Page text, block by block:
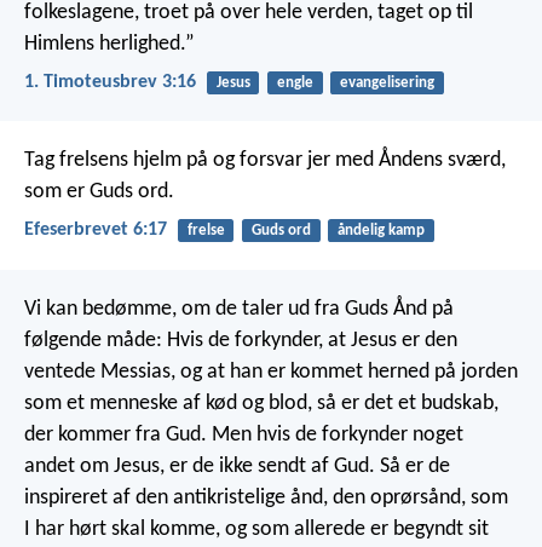
folkeslagene, troet på over hele verden, taget op til
Himlens herlighed.”
1. Timoteusbrev 3:16 Jesus engle evangelisering
Tag frelsens hjelm på og forsvar jer med Åndens sværd,
som er Guds ord.
Efeserbrevet 6:17 frelse Guds ord åndelig kamp
Vi kan bedømme, om de taler ud fra Guds Ånd på
følgende måde: Hvis de forkynder, at Jesus er den
ventede Messias, og at han er kommet herned på jorden
som et menneske af kød og blod, så er det et budskab,
der kommer fra Gud. Men hvis de forkynder noget
andet om Jesus, er de ikke sendt af Gud. Så er de
inspireret af den antikristelige ånd, den oprørsånd, som
I har hørt skal komme, og som allerede er begyndt sit